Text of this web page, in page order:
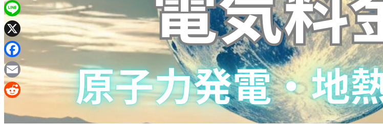
Line
X
Facebook
Email